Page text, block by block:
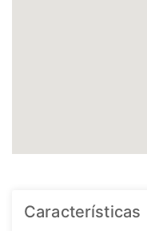
Características